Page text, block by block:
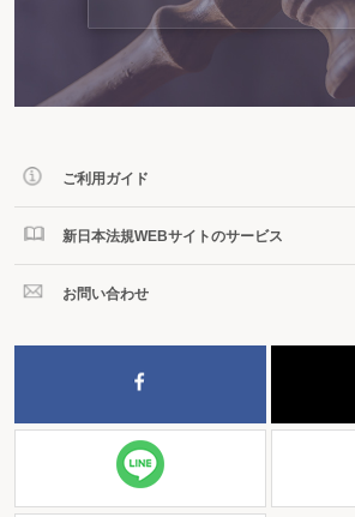
ご利用ガイド
新日本法規WEBサイトのサービス
お問い合わせ